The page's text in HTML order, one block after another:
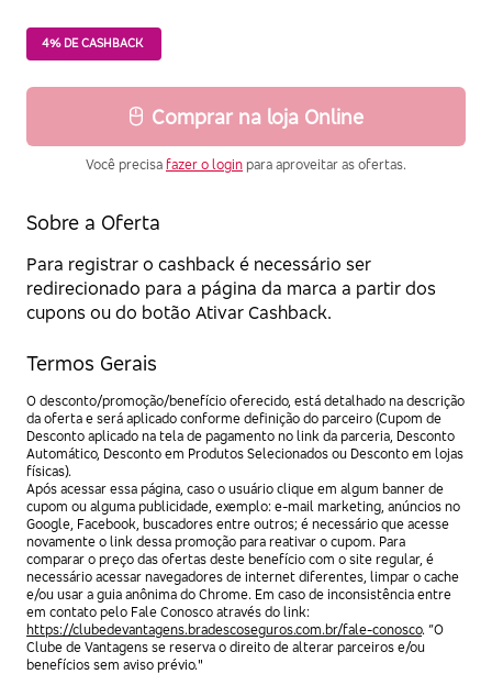
4% DE CASHBACK
Comprar na loja Online
Você precisa fazer o login para aproveitar as ofertas.
Sobre a Oferta
Para registrar o cashback é necessário ser
redirecionado para a página da marca a partir dos
cupons ou do botão Ativar Cashback.
Termos Gerais
O desconto/promoção/benefício oferecido, está detalhado na descrição
da oferta e será aplicado conforme definição do parceiro (Cupom de
Desconto aplicado na tela de pagamento no link da parceria, Desconto
Automático, Desconto em Produtos Selecionados ou Desconto em lojas
físicas).
Após acessar essa página, caso o usuário clique em algum banner de
cupom ou alguma publicidade, exemplo: e-mail marketing, anúncios no
Google, Facebook, buscadores entre outros; é necessário que acesse
novamente o link dessa promoção para reativar o cupom. Para
comparar o preço das ofertas deste benefício com o site regular, é
necessário acessar navegadores de internet diferentes, limpar o cache
e/ou usar a guia anônima do Chrome. Em caso de inconsistência entre
em contato pelo Fale Conosco através do link:
https://clubedevantagens.bradescoseguros.com.br/fale-conosco. “O
Clube de Vantagens se reserva o direito de alterar parceiros e/ou
benefícios sem aviso prévio."